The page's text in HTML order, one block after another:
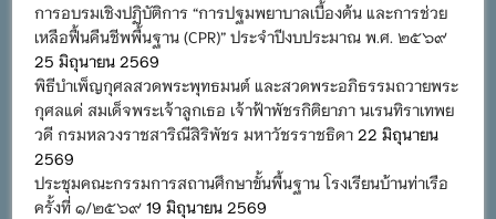
การอบรมเชิงปฏิบัติการ “การปฐมพยาบาลเบื้องต้น และการช่วย
เหลือฟื้นคืนชีพพื้นฐาน (CPR)” ประจำปีงบประมาณ พ.ศ. ๒๕๖๙
25 มิถุนายน 2569
พิธีบำเพ็ญกุศลสวดพระพุทธมนต์ และสวดพระอภิธรรมถวายพระ
กุศลแด่ สมเด็จพระเจ้าลูกเธอ เจ้าฟ้าพัชรกิติยาภา นเรนทิราเทพย
วดี กรมหลวงราชสาริณีสิริพัชร มหาวัชรราชธิดา 22 มิถุนายน
2569
ประชุมคณะกรรมการสถานศึกษาขั้นพื้นฐาน โรงเรียนบ้านท่าเรือ
ครั้งที่ ๑/๒๕๖๙ 19 มิถุนายน 2569